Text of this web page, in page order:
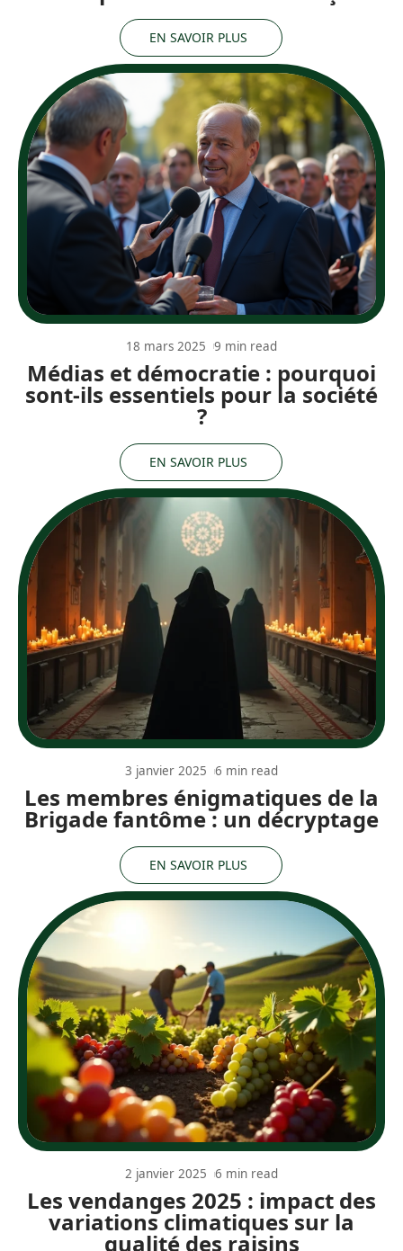
EN SAVOIR PLUS
Médias et démocratie : pourquoi
sont-ils essentiels pour la société
?
18 mars 2025 9 min read
EN SAVOIR PLUS
Les membres énigmatiques de la
Brigade fantôme : un décryptage
3 janvier 2025 6 min read
EN SAVOIR PLUS
Les vendanges 2025 : impact des
variations climatiques sur la
qualité des raisins
2 janvier 2025 6 min read